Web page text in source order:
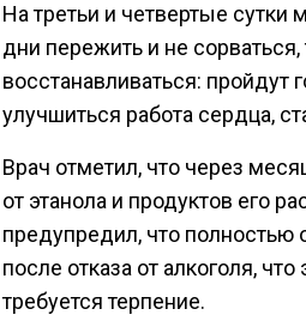
На третьи и четвертые сутки
дни пережить и не
восстанавливаться: пройдут
улучшиться работа сердца,
Врач отметил, что через
от этанола и продуктов его
предупредил, что полностью
после отказа от алкоголя,
требуется терпение.